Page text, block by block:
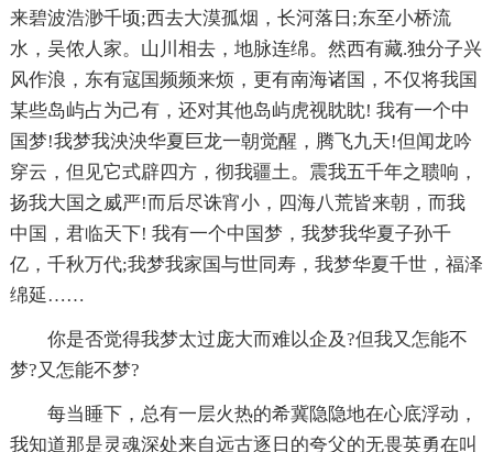
来碧波浩渺千顷;西去大漠孤烟，长河落日;东至小桥流
水，吴侬人家。山川相去，地脉连绵。然西有藏.独分子兴
风作浪，东有寇国频频来烦，更有南海诸国，不仅将我国
某些岛屿占为己有，还对其他岛屿虎视眈眈! 我有一个中
国梦!我梦我泱泱华夏巨龙一朝觉醒，腾飞九天!但闻龙吟
穿云，但见它式辟四方，彻我疆土。震我五千年之聩响，
扬我大国之威严!而后尽诛宵小，四海八荒皆来朝，而我
中国，君临天下! 我有一个中国梦，我梦我华夏子孙千
亿，千秋万代;我梦我家国与世同寿，我梦华夏千世，福泽
绵延……
你是否觉得我梦太过庞大而难以企及?但我又怎能不
梦?又怎能不梦?
每当睡下，总有一层火热的希冀隐隐地在心底浮动，
我知道那是灵魂深处来自远古逐日的夸父的无畏英勇在叫